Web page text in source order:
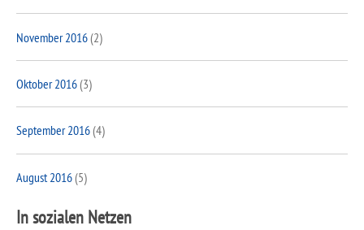
November 2016(2)
Oktober 2016(3)
September 2016(4)
August 2016(5)
In sozialen Netzen